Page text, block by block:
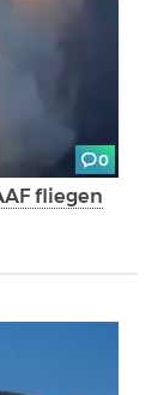
0
fliegen